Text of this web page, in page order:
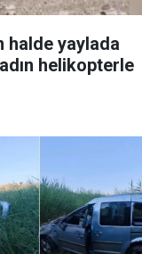
halde yaylada
helikopterle